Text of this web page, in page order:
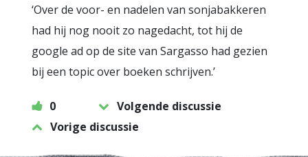
‘Over de voor- en nadelen van sonjabakkeren
had hij nog nooit zo nagedacht, tot hij de
google ad op de site van Sargasso had gezien
bij een topic over boeken schrijven.’
0
Volgende discussie
Vorige discussie